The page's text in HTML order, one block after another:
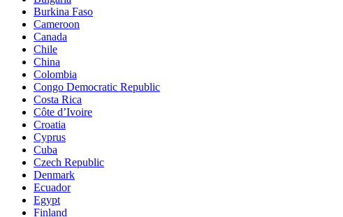
Burkina Faso
Cameroon
Canada
Chile
China
Colombia
Congo Democratic Republic
Costa Rica
Côte d’Ivoire
Croatia
Cyprus
Cuba
Czech Republic
Denmark
Ecuador
Egypt
Finland